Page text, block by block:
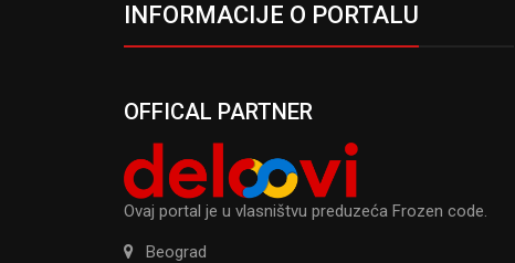
INFORMACIJE O PORTALU
OFFICAL PARTNER
Ovaj portal je u vlasništvu preduzeća Frozen code.
Beograd